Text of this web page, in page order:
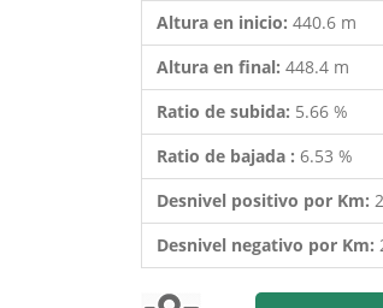
Altura en inicio: 440.6 m
Altura en final: 448.4 m
Ratio de subida: 5.66 %
Ratio de bajada : 6.53 %
Desnivel positivo por Km:
Desnivel negativo por Km: